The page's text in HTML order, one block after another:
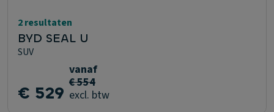
2 resultaten
BYD SEAL U
SUV
€ 529
vanaf
€ 554
excl. btw